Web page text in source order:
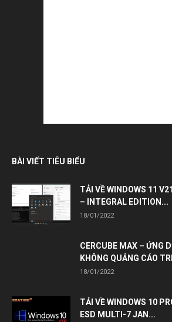
BÀI VIẾT TIÊU BIỂU
TẢI VỀ WINDOWS 11
– INTEGRAL EDITION...
18/01/2022
CERCUBE MAX – ỨNG
KHÔNG QUẢNG CÁO
18/01/2022
TẢI VỀ WINDOWS 10
ESD MULTI-7 JAN...